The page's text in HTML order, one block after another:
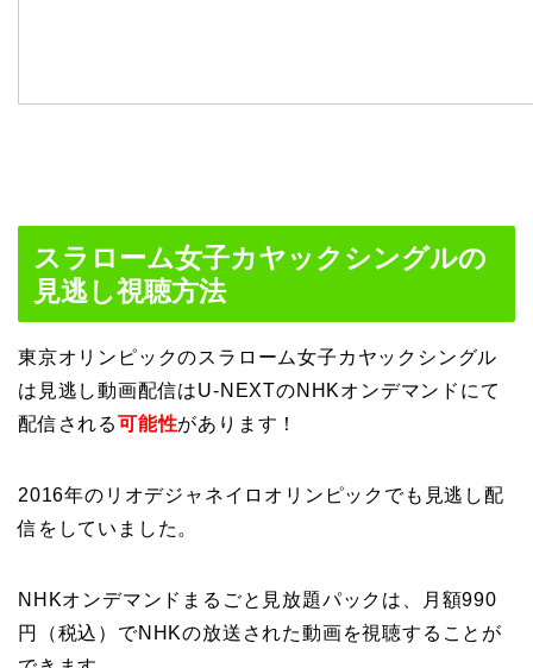
スラローム女子カヤックシングルの
見逃し視聴方法
東京オリンピックのスラローム女子カヤックシングル
は見逃し動画配信はU-NEXTのNHKオンデマンドにて
配信される可能性があります！
2016年のリオデジャネイロオリンピックでも見逃し配
信をしていました。
NHKオンデマンドまるごと見放題パックは、月額990
円（税込）でNHKの放送された動画を視聴することが